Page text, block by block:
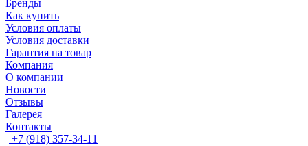
Бренды
Как купить
Условия оплаты
Условия доставки
Гарантия на товар
Компания
О компании
Новости
Отзывы
Галерея
Контакты
+7 (918) 357-34-11